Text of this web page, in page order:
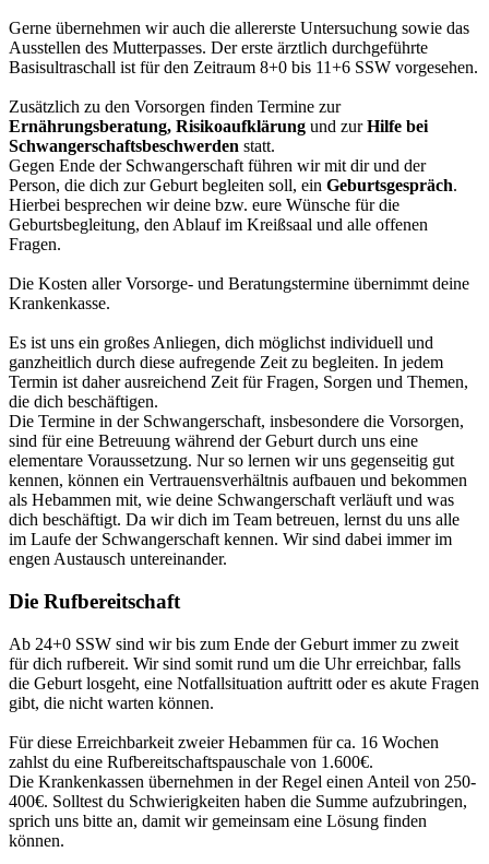
Gerne übernehmen wir auch die allererste Untersuchung sowie das
Ausstellen des Mutterpasses. Der erste ärztlich durchgeführte
Basisultraschall ist für den Zeitraum 8+0 bis 11+6 SSW vorgesehen.
Zusätzlich zu den Vorsorgen finden Termine zur
Ernährungsberatung, Risikoaufklärung und zurHilfe bei
Schwangerschaftsbeschwerden statt.
Gegen Ende der Schwangerschaft führen wir mit dir und der
Person, die dich zur Geburt begleiten soll, ein Geburtsgespräch.
Hierbei besprechen wir deine bzw. eure Wünsche für die
Geburtsbegleitung, den Ablauf im Kreißsaal und alle offenen
Fragen.
Die Kosten aller Vorsorge- und Beratungstermine übernimmt deine
Krankenkasse.
Es ist uns ein großes Anliegen, dich möglichst individuell und
ganzheitlich durch diese aufregende Zeit zu begleiten. In jedem
Termin ist daher ausreichend Zeit für Fragen, Sorgen und Themen,
die dich beschäftigen.
Die Termine in der Schwangerschaft, insbesondere die Vorsorgen,
sind für eine Betreuung während der Geburt durch uns eine
elementare Voraussetzung. Nur so lernen wir uns gegenseitig gut
kennen, können ein Vertrauensverhältnis aufbauen und bekommen
als Hebammen mit, wie deine Schwangerschaft verläuft und was
dich beschäftigt. Da wir dich im Team betreuen, lernst du uns alle
im Laufe der Schwangerschaft kennen. Wir sind dabei immer im
engen Austausch untereinander.
Die Rufbereitschaft
Ab 24+0 SSW sind wir bis zum Ende der Geburt immer zu zweit
für dich rufbereit. Wir sind somit rund um die Uhr erreichbar, falls
die Geburt losgeht, eine Notfallsituation auftritt oder es akute Fragen
gibt, die nicht warten können.
Für diese Erreichbarkeit zweier Hebammen für ca. 16 Wochen
zahlst du eine Rufbereitschaftspauschale von 1.600€.
Die Krankenkassen übernehmen in der Regel einen Anteil von 250-
400€. Solltest du Schwierigkeiten haben die Summe aufzubringen,
sprich uns bitte an, damit wir gemeinsam eine Lösung finden
können.